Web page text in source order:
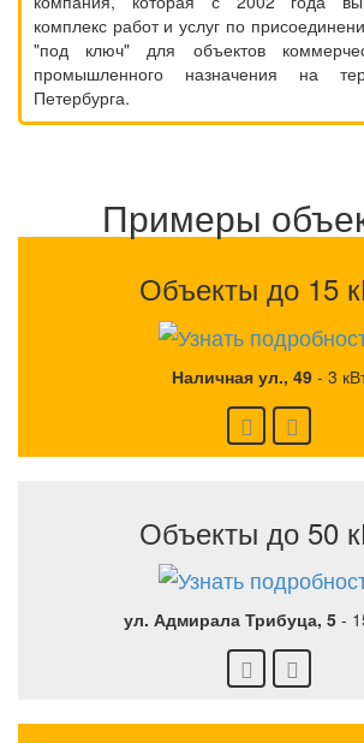
комплекс работ и услуг по
"под ключ" для объектов
промышленного назначения на
Петербурга.
Примеры
Объекты до 15
Наличная ул., 49- 3
Объекты до 50
ул. Адмирала Трибуца, 5-